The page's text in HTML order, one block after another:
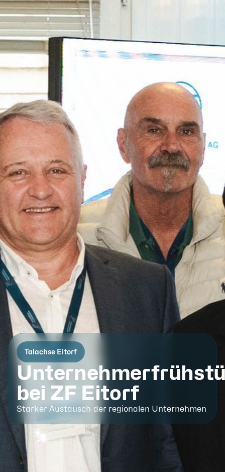
Talachse Eitorf
bei ZF Eitorf
Starker Austausch der regionalen Unternehmen